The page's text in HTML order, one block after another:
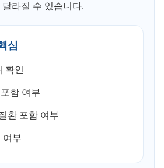
라질 수 있습니다.
심
확인
함 여부
환 포함 여부
여부